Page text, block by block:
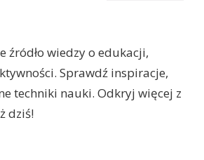
źródło wiedzy o edukacji,
Sprawdź inspiracje,
techniki nauki. Odkryj więcej z
dziś!